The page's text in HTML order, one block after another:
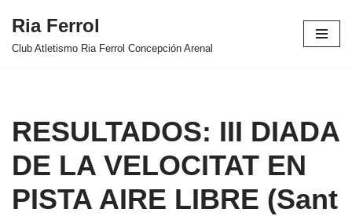
Saltar
Ria Ferrol
Club Atletismo Ria Ferrol Concepción Arenal
RESULTADOS: III DIADA
DE LA VELOCITAT EN
PISTA AIRE LIBRE (Sant